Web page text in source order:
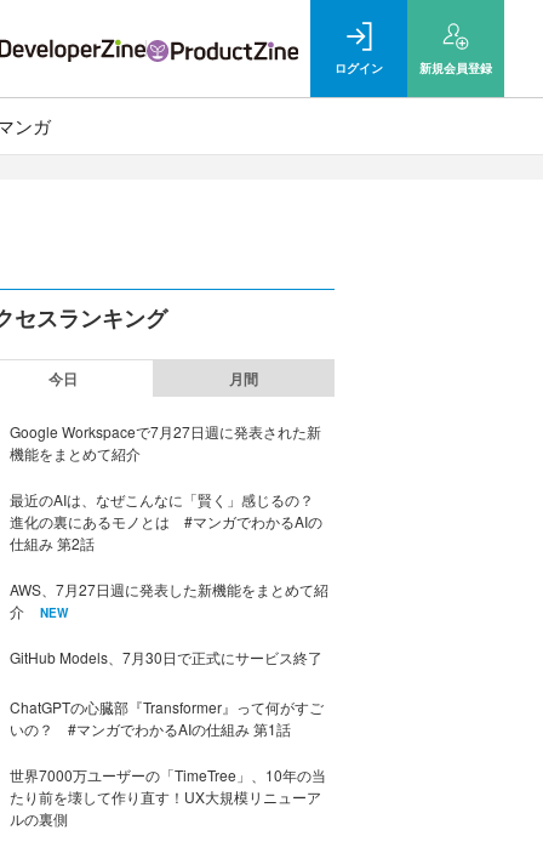
ログイン 新規会員登録
ンガ
セスランキング
今日 月間
Google Workspaceで7月27日週に発表された新
機能をまとめて紹介
最近のAIは、なぜこんなに「賢く」感じるの？
進化の裏にあるモノとは #マンガでわかるAIの
仕組み 第2話
AWS、7月27日週に発表した新機能をまとめて紹
介
NEW
GitHub Models、7月30日で正式にサービス終了
ChatGPTの心臓部『Transformer』って何がすご
いの？ #マンガでわかるAIの仕組み 第1話
世界7000万ユーザーの「TimeTree」、10年の当
たり前を壊して作り直す！UX大規模リニューア
ルの裏側